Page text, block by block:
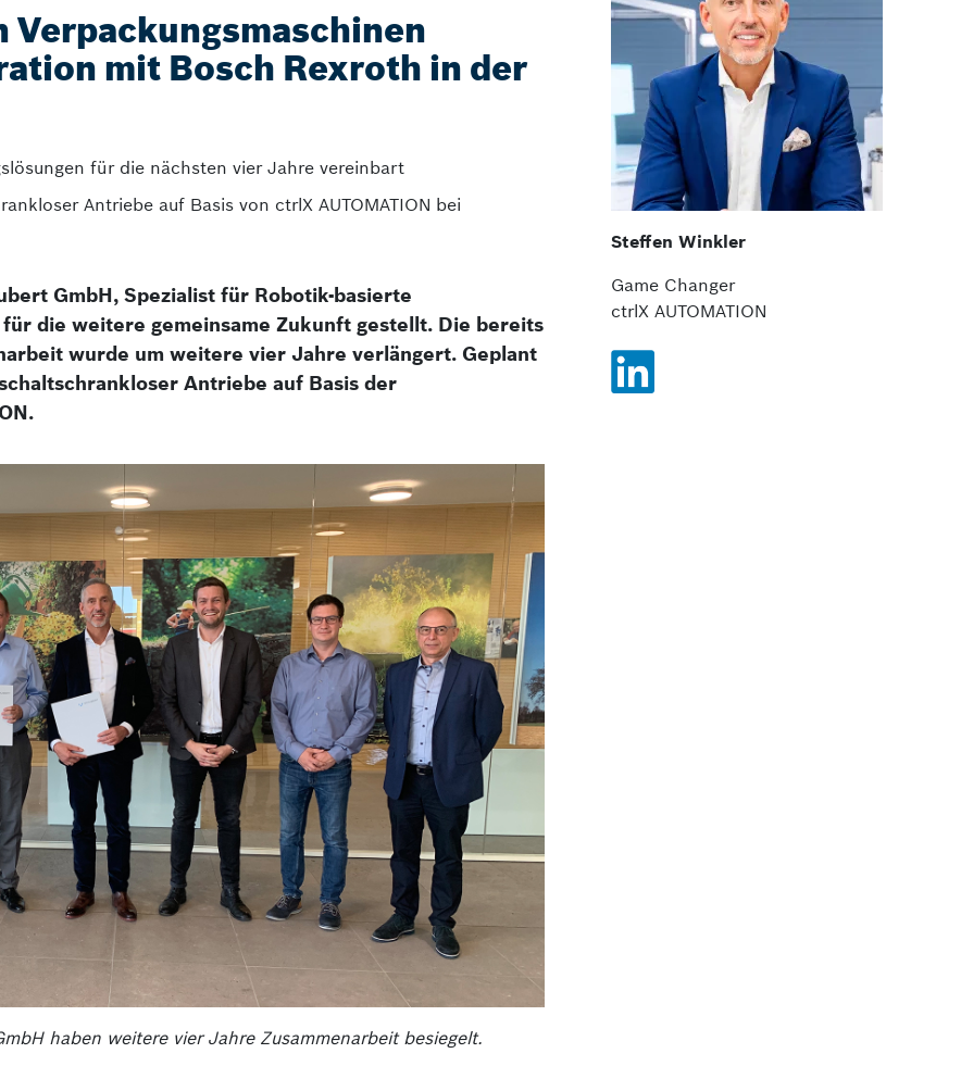
mit Bosch Rexroth in der
für die nächsten vier Jahre vereinbart
Antriebe auf Basis von ctrlX AUTOMATION bei
GmbH, Spezialist für Robotik-basierte
die weitere gemeinsame Zukunft gestellt. Die bereits
wurde um weitere vier Jahre verlängert. Geplant
Antriebe auf Basis der
haben weitere vier Jahre Zusammenarbeit besiegelt.
Steffen Winkler
Game Changer
ctrlX AUTOMATION